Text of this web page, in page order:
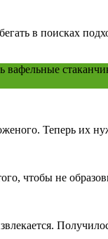
в поисках
Теперь их
чтобы не